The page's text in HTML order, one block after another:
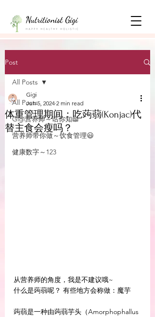
Post
All Posts
Gigi营养师～话你知📖
营养师带你做～饮食管理😃
健康数字～123
All Posts
体重管理期间：吃蒟蒻(Konjac)代
替主食会瘦吗？
Gigi
Jun 5, 2024 2 min read
从营养师的角度，我是不建议哦~
什么是蒟蒻呢？ 有些地方会称做：魔芋
蒟蒻是一种由蒟蒻芋头（Amorphophallus